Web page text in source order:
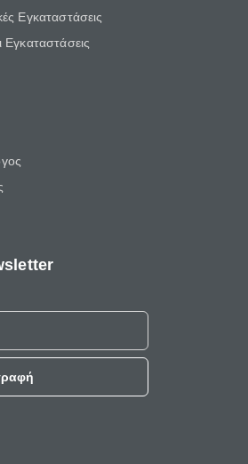
Εγκαταστάσεις
Εγκαταστάσεις